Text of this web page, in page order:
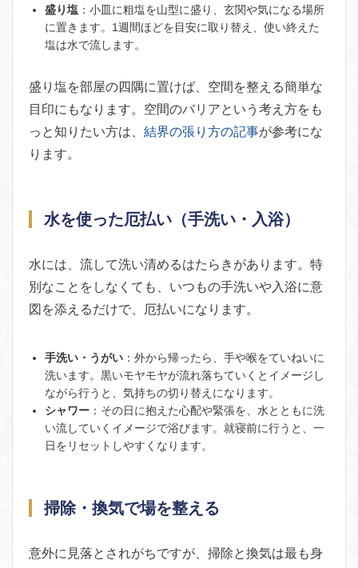
盛り塩 ：小皿に粗塩を山型に盛り、玄関や気になる場所
に置きます。1週間ほどを目安に取り替え、使い終えた
塩は水で流します。
盛り塩を部屋の四隅に置けば、空間を整える簡単な
目印にもなります。空間のバリアという考え方をも
っと知りたい方は、 結界の張り方の記事が参考にな
ります。
水を使った厄払い（手洗い・入浴）
水には、流して洗い清めるはたらきがあります。特
別なことをしなくても、いつもの手洗いや入浴に意
図を添えるだけで、厄払いになります。
手洗い・うがい ：外から帰ったら、手や喉をていねいに
洗います。黒いモヤモヤが流れ落ちていくとイメージし
ながら行うと、気持ちの切り替えになります。
シャワー ：その日に抱えた心配や緊張を、水とともに洗
い流していくイメージで浴びます。就寝前に行うと、一
日をリセットしやすくなります。
掃除・換気で場を整える
意外に見落とされがちですが、掃除と換気は最も身